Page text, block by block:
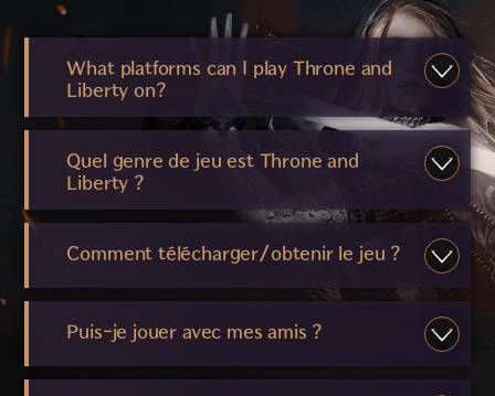
What platforms can I play Throne and
Liberty on?
Quel genre de jeu est Throne and
Liberty ?
Comment télécharger/obtenir le jeu ?
Puis-je jouer avec mes amis ?